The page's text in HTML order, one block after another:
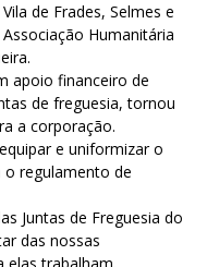
de Frades, Selmes e
Humanitária
apoio financeiro de
de freguesia, tornou
a corporação.
e uniformizar o
regulamento de
Juntas de Freguesia do
das nossas